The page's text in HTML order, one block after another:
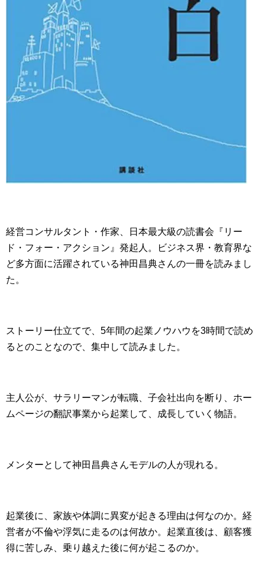
経営コンサルタント・作家、日本最大級の読書会『リー
ド・フォー・アクション』発起人。ビジネス界・教育界な
ど多方面に活躍されている神田昌典さんの一冊を読みまし
た。
ストーリー仕立てで、5年間の起業ノウハウを3時間で読め
るとのことなので、集中して読みました。
主人公が、サラリーマンが転職、子会社出向を断り、ホー
ムページの翻訳事業から起業して、成長していく物語。
メンターとして神田昌典さんモデルの人が現れる。
起業後に、家族や体調に異変が起きる理由は何なのか。経
営者が不倫や浮気に走るのは何故か。起業直後は、顧客獲
得に苦しみ、乗り越えた後に何が起こるのか。